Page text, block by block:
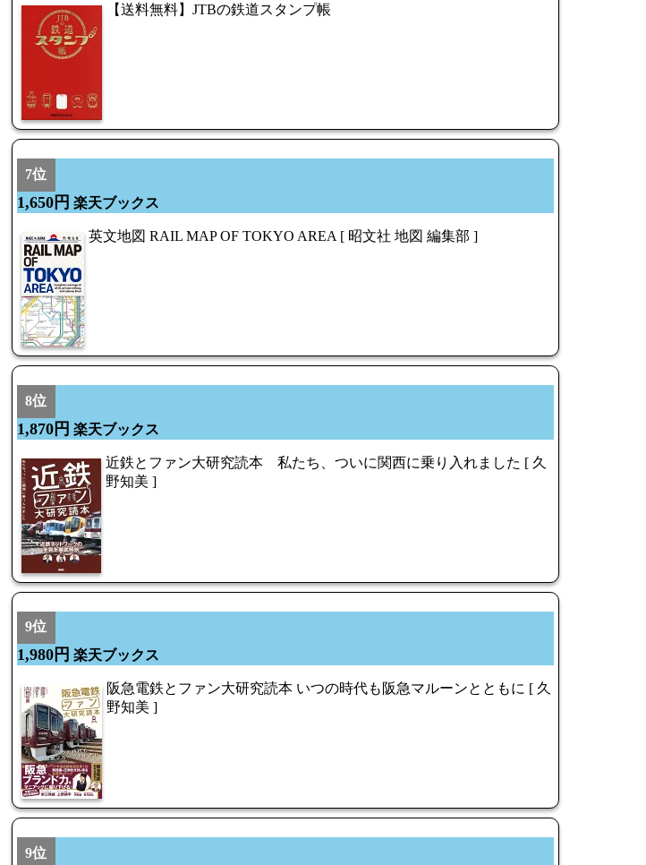
【送料無料】JTBの鉄道スタンプ帳
7位
1,650円 楽天ブックス
英文地図 RAIL MAP OF TOKYO AREA [ 昭文社 地図 編集部 ]
8位
1,870円 楽天ブックス
近鉄とファン大研究読本 私たち、ついに関西に乗り入れました [ 久
野知美 ]
9位
1,980円 楽天ブックス
阪急電鉄とファン大研究読本 いつの時代も阪急マルーンとともに [ 久
野知美 ]
9位